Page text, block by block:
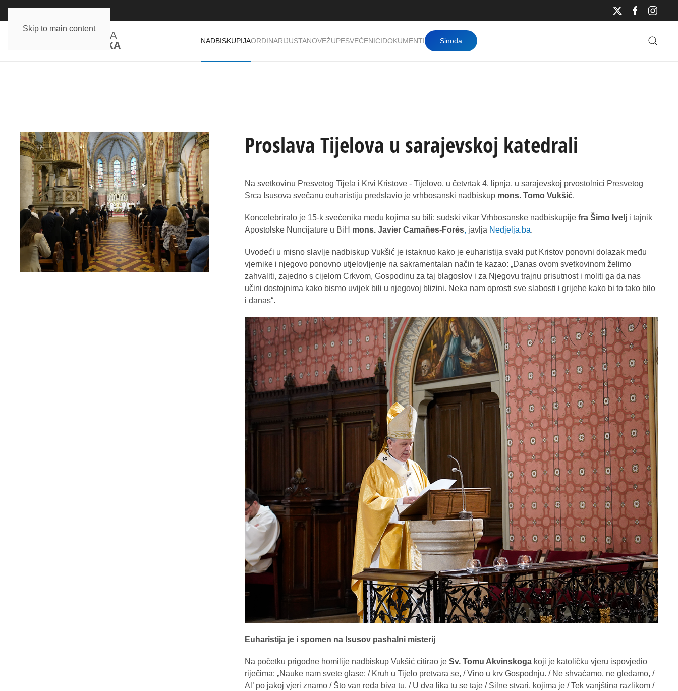
Skip to main content
NADBISKUPIJAORDINARIJUSTANOVEŽUPESVEĆENICIDOKUMENTI Sinoda
Proslava Tijelova u sarajevskoj katedrali
Na svetkovinu Presvetog Tijela i Krvi Kristove - Tijelovo, u četvrtak 4. lipnja, u sarajevskoj prvostolnici Presvetog
Srca Isusova svečanu euharistiju predslavio je vrhbosanski nadbiskup mons. Tomo Vukšić.
Koncelebriralo je 15-k svećenika među kojima su bili: sudski vikar Vrhbosanske nadbiskupije fra Šimo Ivelji tajnik
Apostolske Nuncijature u BiH mons. Javier Camañes-Forés, javlja Nedjelja.ba.
Uvodeći u misno slavlje nadbiskup Vukšić je istaknuo kako je euharistija svaki put Kristov ponovni dolazak među
vjernike i njegovo ponovno utjelovljenje na sakramentalan način te kazao: „Danas ovom svetkovinom želimo
zahvaliti, zajedno s cijelom Crkvom, Gospodinu za taj blagoslov i za Njegovu trajnu prisutnost i moliti ga da nas
učini dostojnima kako bismo uvijek bili u njegovoj blizini. Neka nam oprosti sve slabosti i grijehe kako bi to tako bilo
i danas“.
Euharistija je i spomen na Isusov pashalni misterij
Na početku prigodne homilije nadbiskup Vukšić citirao je Sv. Tomu Akvinskogakoji je katoličku vjeru ispovjedio
riječima: „Nauke nam svete glase: / Kruh u Tijelo pretvara se, / Vino u krv Gospodnju. / Ne shvaćamo, ne gledamo, /
Al’ po jakoj vjeri znamo / Što van reda biva tu. / U dva lika tu se taje / Silne stvari, kojima je / Tek vanjština razlikom /